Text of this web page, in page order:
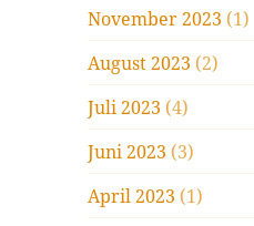
November 2023 (1)
August 2023 (2)
Juli 2023 (4)
Juni 2023 (3)
April 2023 (1)